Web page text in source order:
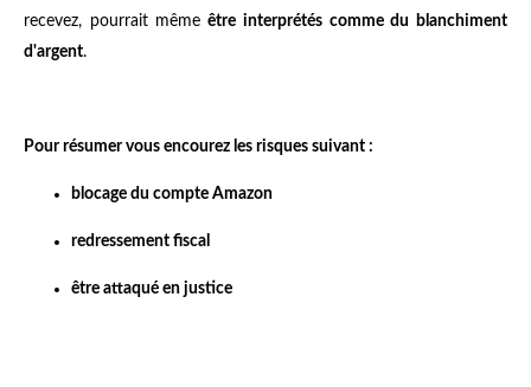
recevez, pourrait même être interprétés comme du blanchiment
d'argent.
Pour résumer vous encourez les risques suivant :
blocage du compte Amazon
redressement fiscal
être attaqué en justice